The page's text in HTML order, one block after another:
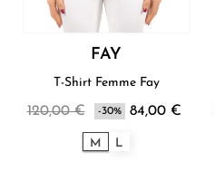
FAY
T-Shirt Femme Fay
120,00 € -30% 84,00 €
M L